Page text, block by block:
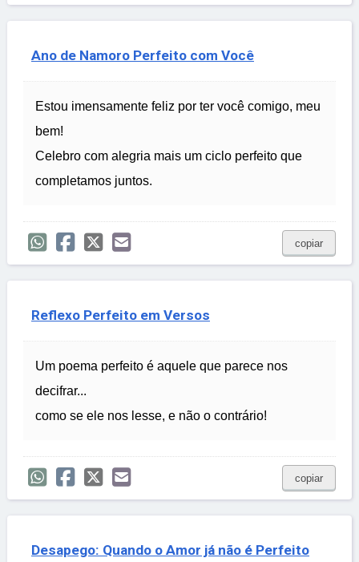
Ano de Namoro Perfeito com Você
Estou imensamente feliz por ter você comigo, meu
bem!
Celebro com alegria mais um ciclo perfeito que
completamos juntos.
copiar
Reflexo Perfeito em Versos
Um poema perfeito é aquele que parece nos
decifrar...
como se ele nos lesse, e não o contrário!
copiar
Desapego: Quando o Amor já não é Perfeito